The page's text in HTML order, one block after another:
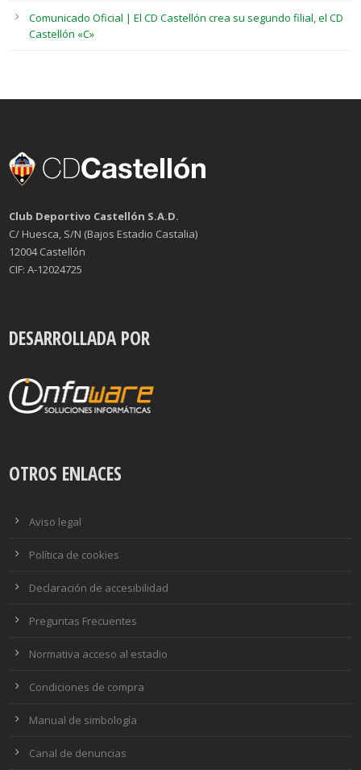
Comunicado Oficial | El CD Castellón crea su segundo filial, el CD
Castellón «C»
Club Deportivo Castellón S.A.D.
C/ Huesca, S/N (Bajos Estadio Castalia)
12004 Castellón
CIF: A-12024725
DESARROLLADA POR
OTROS ENLACES
Aviso legal
Política de cookies
Declaración de accesibilidad
Preguntas Frecuentes
Normativa acceso al estadio
Condiciones de compra
Manual de simbología
Canal de denuncias